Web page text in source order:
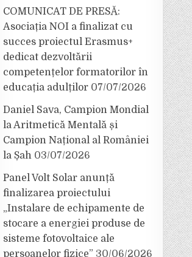
COMUNICAT DE PRESĂ:
Asociația NOI a finalizat cu
succes proiectul Erasmus+
dedicat dezvoltării
competențelor formatorilor în
educația adulților 07/07/2026
Daniel Sava, Campion Mondial
la Aritmetică Mentală și
Campion Național al României
la Șah 03/07/2026
Panel Volt Solar anunță
finalizarea proiectului
„Instalare de echipamente de
stocare a energiei produse de
sisteme fotovoltaice ale
persoanelor fizice” 30/06/2026